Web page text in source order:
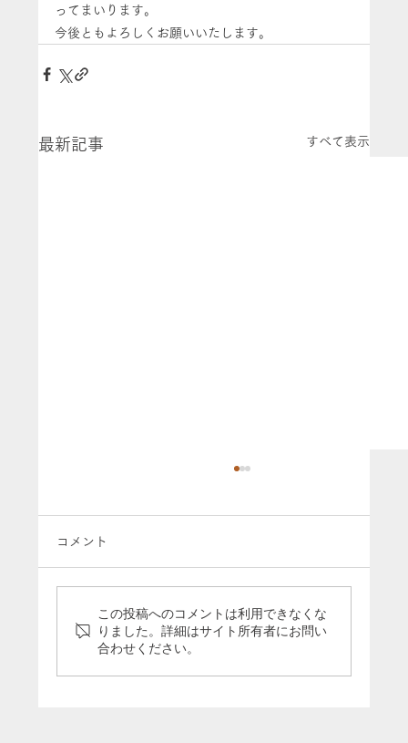
ってまいります。
今後ともよろしくお願いいたします。
最新記事 すべて表示
コメント
この投稿へのコメントは利用できなくな
りました。詳細はサイト所有者にお問い
合わせください。